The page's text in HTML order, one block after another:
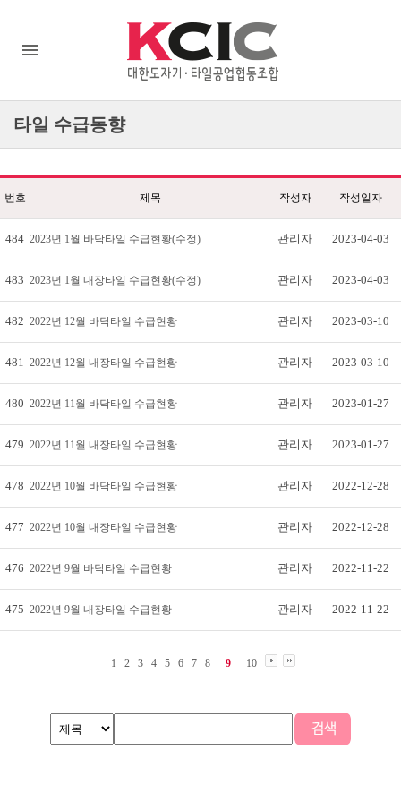
타일 수급동향
번호 제목 작성자 작성일자
484 2023년 1월 바닥타일 수급현황(수정) 관리자 2023-04-03
483 2023년 1월 내장타일 수급현황(수정) 관리자 2023-04-03
482 2022년 12월 바닥타일 수급현황 관리자 2023-03-10
481 2022년 12월 내장타일 수급현황 관리자 2023-03-10
480 2022년 11월 바닥타일 수급현황 관리자 2023-01-27
479 2022년 11월 내장타일 수급현황 관리자 2023-01-27
478 2022년 10월 바닥타일 수급현황 관리자 2022-12-28
477 2022년 10월 내장타일 수급현황 관리자 2022-12-28
476 2022년 9월 바닥타일 수급현황 관리자 2022-11-22
475 2022년 9월 내장타일 수급현황 관리자 2022-11-22
1 2 3 4 5 6 7 8 9 10